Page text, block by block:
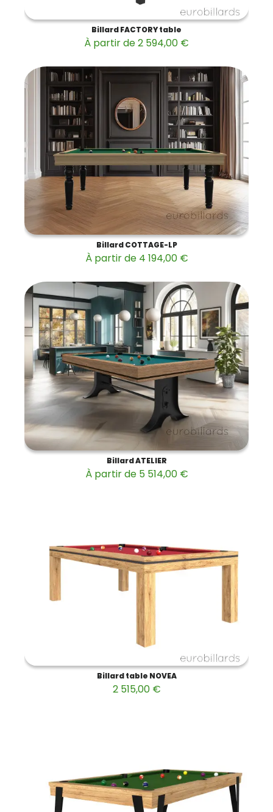
Billard FACTORY table
À partir de 2 594,00 €
Billard COTTAGE-LP
À partir de 4 194,00 €
Billard ATELIER
À partir de 5 514,00 €
Billard table NOVEA
2 515,00 €